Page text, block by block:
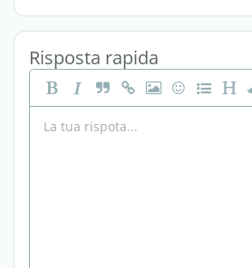
Risposta rapida